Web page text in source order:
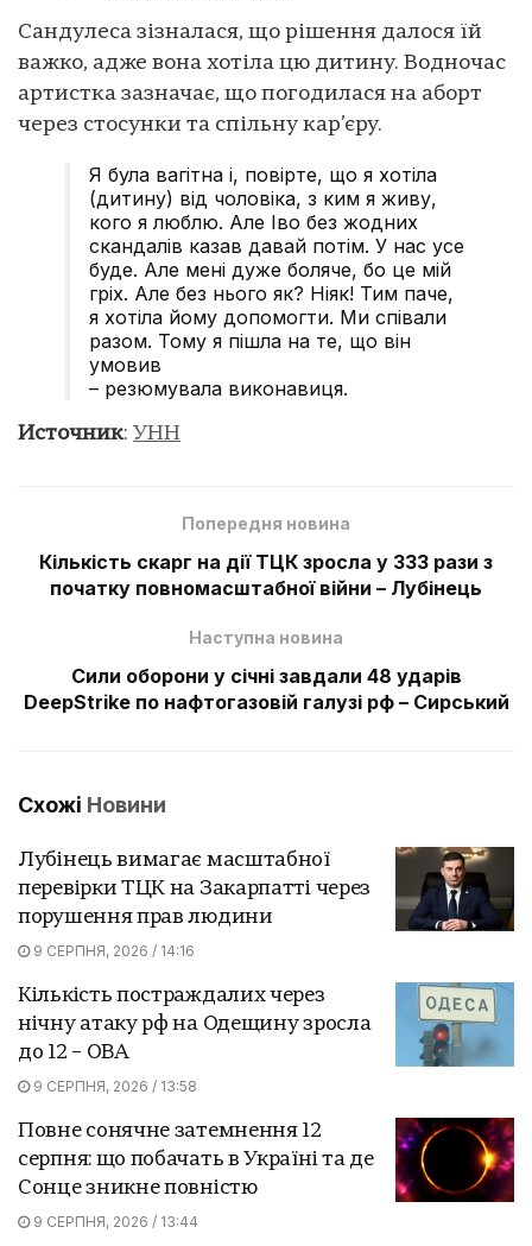
Сандулеса зізналася, що рішення далося їй
важко, адже вона хотіла цю дитину. Водночас
артистка зазначає, що погодилася на аборт
через стосунки та спільну кар’єру.
Я була вагітна і, повірте, що я хотіла
(дитину) від чоловіка, з ким я живу,
кого я люблю. Але Іво без жодних
скандалів казав давай потім. У нас усе
буде. Але мені дуже боляче, бо це мій
гріх. Але без нього як? Ніяк! Тим паче,
я хотіла йому допомогти. Ми співали
разом. Тому я пішла на те, що він
умовив
– резюмувала виконавиця.
Источник: УНН
Попередня новина
Кількість скарг на дії ТЦК зросла у 333 рази з
початку повномасштабної війни – Лубінець
Наступна новина
Сили оборони у січні завдали 48 ударів
DeepStrike по нафтогазовій галузі рф – Сирський
Схожі Новини
Лубінець вимагає масштабної
перевірки ТЦК на Закарпатті через
порушення прав людини
9 СЕРПНЯ, 2026 / 14:16
Кількість постраждалих через
нічну атаку рф на Одещину зросла
до 12 – ОВА
9 СЕРПНЯ, 2026 / 13:58
Повне сонячне затемнення 12
серпня: що побачать в Україні та де
Сонце зникне повністю
9 СЕРПНЯ, 2026 / 13:44